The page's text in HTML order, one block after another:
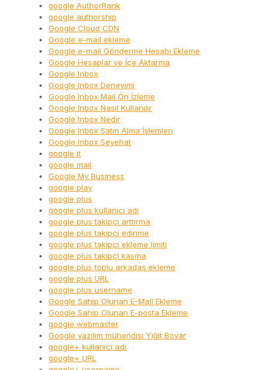
google AuthorRank
google authorship
Google Cloud CDN
Google e-mail ekleme
Google e-mail Gönderme Hesabı Ekleme
Google Hesaplar ve İçe Aktarma
Google Inbox
Google Inbox Deneyimi
Google Inbox Mail Ön İzleme
Google Inbox Nasıl Kullanılır
Google Inbox Nedir
Google Inbox Satın Alma İşlemleri
Google Inbox Seyehat
google it
google mail
Google My Business
google play
google plus
google plus kullanıcı adı
google plus takipçi arttırma
google plus takipçi edinme
google plus takipçi ekleme limiti
google plus takipçi kasma
google plus toplu arkadaş ekleme
google plus URL
google plus username
Google Sahip Olunan E-Mail Ekleme
Google Sahip Olunan E-posta Ekleme
google webmaster
Google yazılım mühendisi Yiğit Boyar
google+ kullanıcı adı
google+ URL